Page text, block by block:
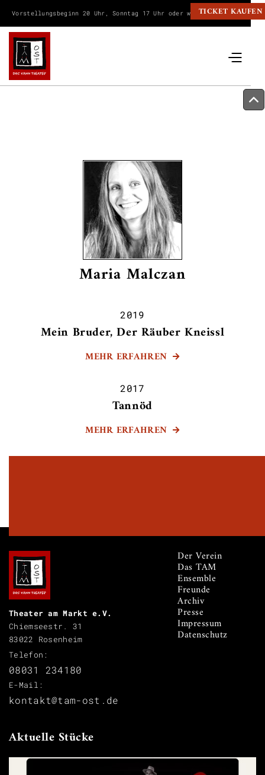
Vorstellungsbeginn 20 Uhr, Sonntag 17 Uhr oder wie angegeben.
TICKET KAUFEN
Maria Malczan
2019
Mein Bruder, Der Räuber Kneissl
MEHR ERFAHREN 
2017
Tannöd
MEHR ERFAHREN 
Theater am Markt e.V.
Chiemseestr. 31
83022 Rosenheim
Telefon:
08031 234180
E-Mail:
kontakt@tam-ost.de
Der Verein
Das TAM
Ensemble
Freunde
Archiv
Presse
Impressum
Datenschutz
Aktuelle Stücke